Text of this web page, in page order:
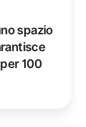
spazio
100